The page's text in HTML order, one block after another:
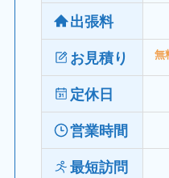
出張料
お見積り 無
定休日
営業時間
最短訪問